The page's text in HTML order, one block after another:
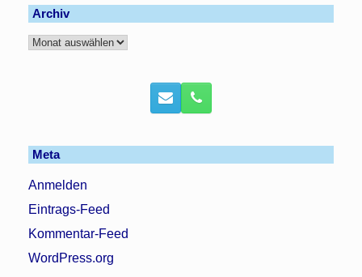
Archiv
Archiv
Meta
Anmelden
Eintrags-Feed
Kommentar-Feed
WordPress.org